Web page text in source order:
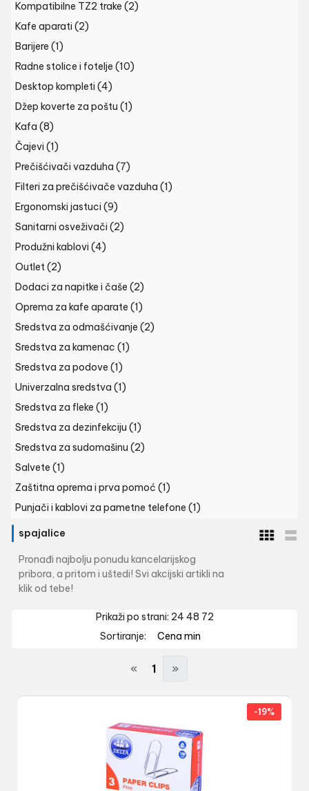
Kompatibilne TZ2 trake (2)
Kafe aparati (2)
Barijere (1)
Radne stolice i fotelje (10)
Desktop kompleti (4)
Džep koverte za poštu (1)
Kafa (8)
Čajevi (1)
Prečišćivači vazduha (7)
Filteri za prečišćivače vazduha (1)
Ergonomski jastuci (9)
Sanitarni osveživači (2)
Produžni kablovi (4)
Outlet(2)
Dodaci za napitke i čaše (2)
Oprema za kafe aparate (1)
Sredstva za odmašćivanje (2)
Sredstva za kamenac (1)
Sredstva za podove (1)
Univerzalna sredstva (1)
Sredstva za fleke (1)
Sredstva za dezinfekciju (1)
Sredstva za sudomašinu (2)
Salvete (1)
Zaštitna oprema i prva pomoć (1)
Punjači i kablovi za pametne telefone (1)
spajalice
Pronađi najbolju ponudu kancelarijskog
pribora, a pritom i uštedi! Svi akcijski artikli na
klik od tebe!
Prikaži po strani: 24 48 72
Sortiranje:
Cena min
« 1 »
-19%